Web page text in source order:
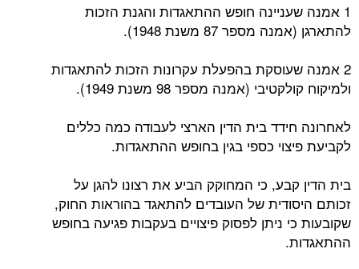
1 אמנה שעניינה חופש ההתאגדות והגנת הזכות
להתארגן (אמנה מספר 87 משנת 1948).
2 אמנה שעוסקת בהפעלת עקרונות הזכות להתאגדות
ולמיקוח קולקטיבי (אמנה מספר 98 משנת 1949).
לאחרונה חידד בית הדין הארצי לעבודה כמה כללים
לקביעת פיצוי כספי בגין בחופש ההתאגדות.
בית הדין קבע, כי המחוקק הביע את רצונו להגן על
זכותם היסודית של העובדים להתאגד בהוראות החוק,
שקובעות כי ניתן לפסוק פיצויים בעקבות פגיעה בחופש
ההתאגדות.